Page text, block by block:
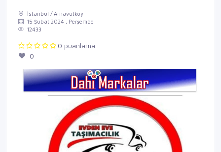
İstanbul / Arnavutköy
15 Şubat 2024 , Perşembe
12433
0 puanlama.
0